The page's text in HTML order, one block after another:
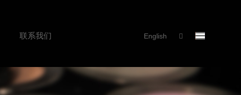
联系我们 English